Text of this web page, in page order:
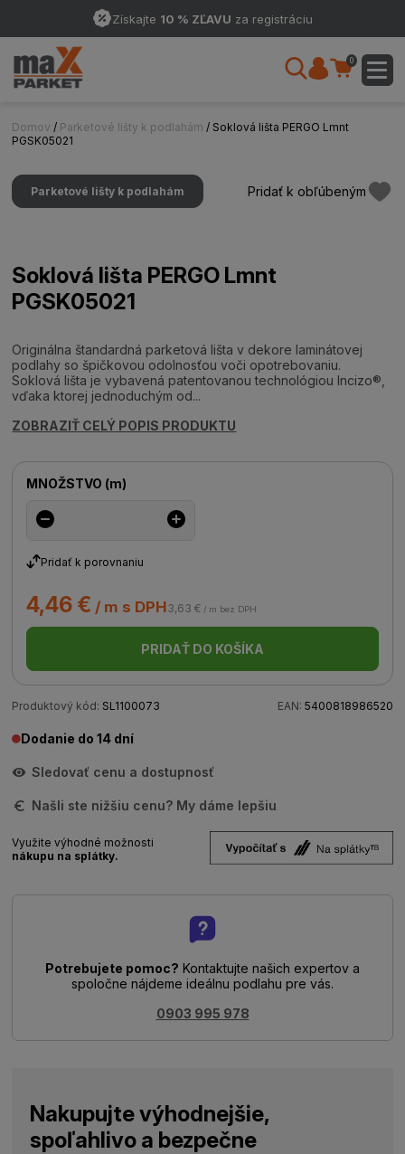
Získajte 10 % ZĽAVU za registráciu
0
Domov / Parketové lišty k podlahám / Soklová lišta PERGO Lmnt
PGSK05021
Parketové lišty k podlahám Pridať k obľúbeným
Soklová lišta PERGO Lmnt
PGSK05021
Originálna štandardná parketová lišta v dekore laminátovej
podlahy so špičkovou odolnosťou voči opotrebovaniu.
Soklová lišta je vybavená patentovanou technológiou Incizo®,
vďaka ktorej jednoduchým od...
ZOBRAZIŤ CELÝ POPIS PRODUKTU
MNOŽSTVO (m)
Pridať k porovnaniu
4,46 € / m s DPH3,63 € / m bez DPH
PRIDAŤ DO KOŠÍKA
Produktový kód: SL1100073 EAN: 5400818986520
Dodanie do 14 dní
Sledovať cenu a dostupnosť
Našli ste nižšiu cenu? My dáme lepšiu
Využite výhodné možnosti
nákupu na splátky.
Potrebujete pomoc? Kontaktujte našich expertov a
spoločne nájdeme ideálnu podlahu pre vás.
0903 995 978
Nakupujte výhodnejšie,
spoľahlivo a bezpečne